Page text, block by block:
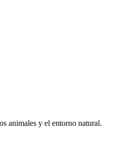
animales y el entorno natural.